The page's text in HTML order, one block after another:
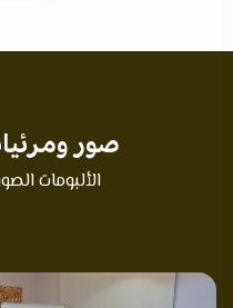
صور
الألبومات